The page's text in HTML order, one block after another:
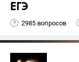
ЕГЭ
2985 вопросов